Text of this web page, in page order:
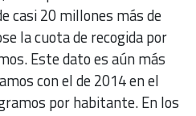
casi 20 millones más de
la cuota de recogida por
Este dato es aún más
con el de 2014 en el
por habitante. En los